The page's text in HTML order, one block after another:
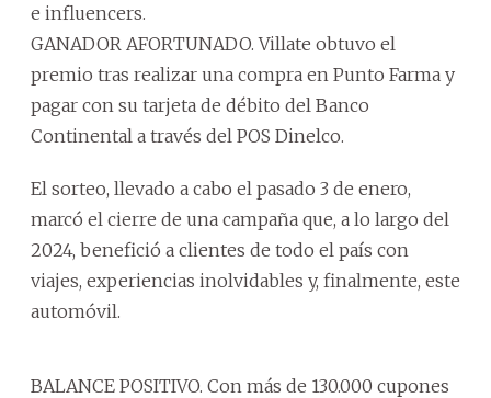
e influencers.
GANADOR AFORTUNADO. Villate obtuvo el
premio tras realizar una compra en Punto Farma y
pagar con su tarjeta de débito del Banco
Continental a través del POS Dinelco.
El sorteo, llevado a cabo el pasado 3 de enero,
marcó el cierre de una campaña que, a lo largo del
2024, benefició a clientes de todo el país con
viajes, experiencias inolvidables y, finalmente, este
automóvil.
BALANCE POSITIVO. Con más de 130.000 cupones